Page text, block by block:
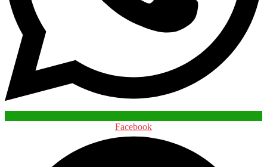
Facebook